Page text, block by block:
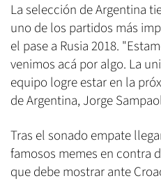
La selección de Argentina
uno de los partidos más
el pase a Rusia 2018.
venimos acá por algo. La
equipo logre estar en la
de Argentina, Jorge
Tras el sonado empate
famosos memes en contra
que debe mostrar ante